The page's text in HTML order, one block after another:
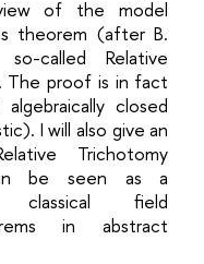
of the model
theorem (after B.
called Relative
The proof is in fact
closed
I will also give an
Trichotomy
be seen as a
classical field
in abstract